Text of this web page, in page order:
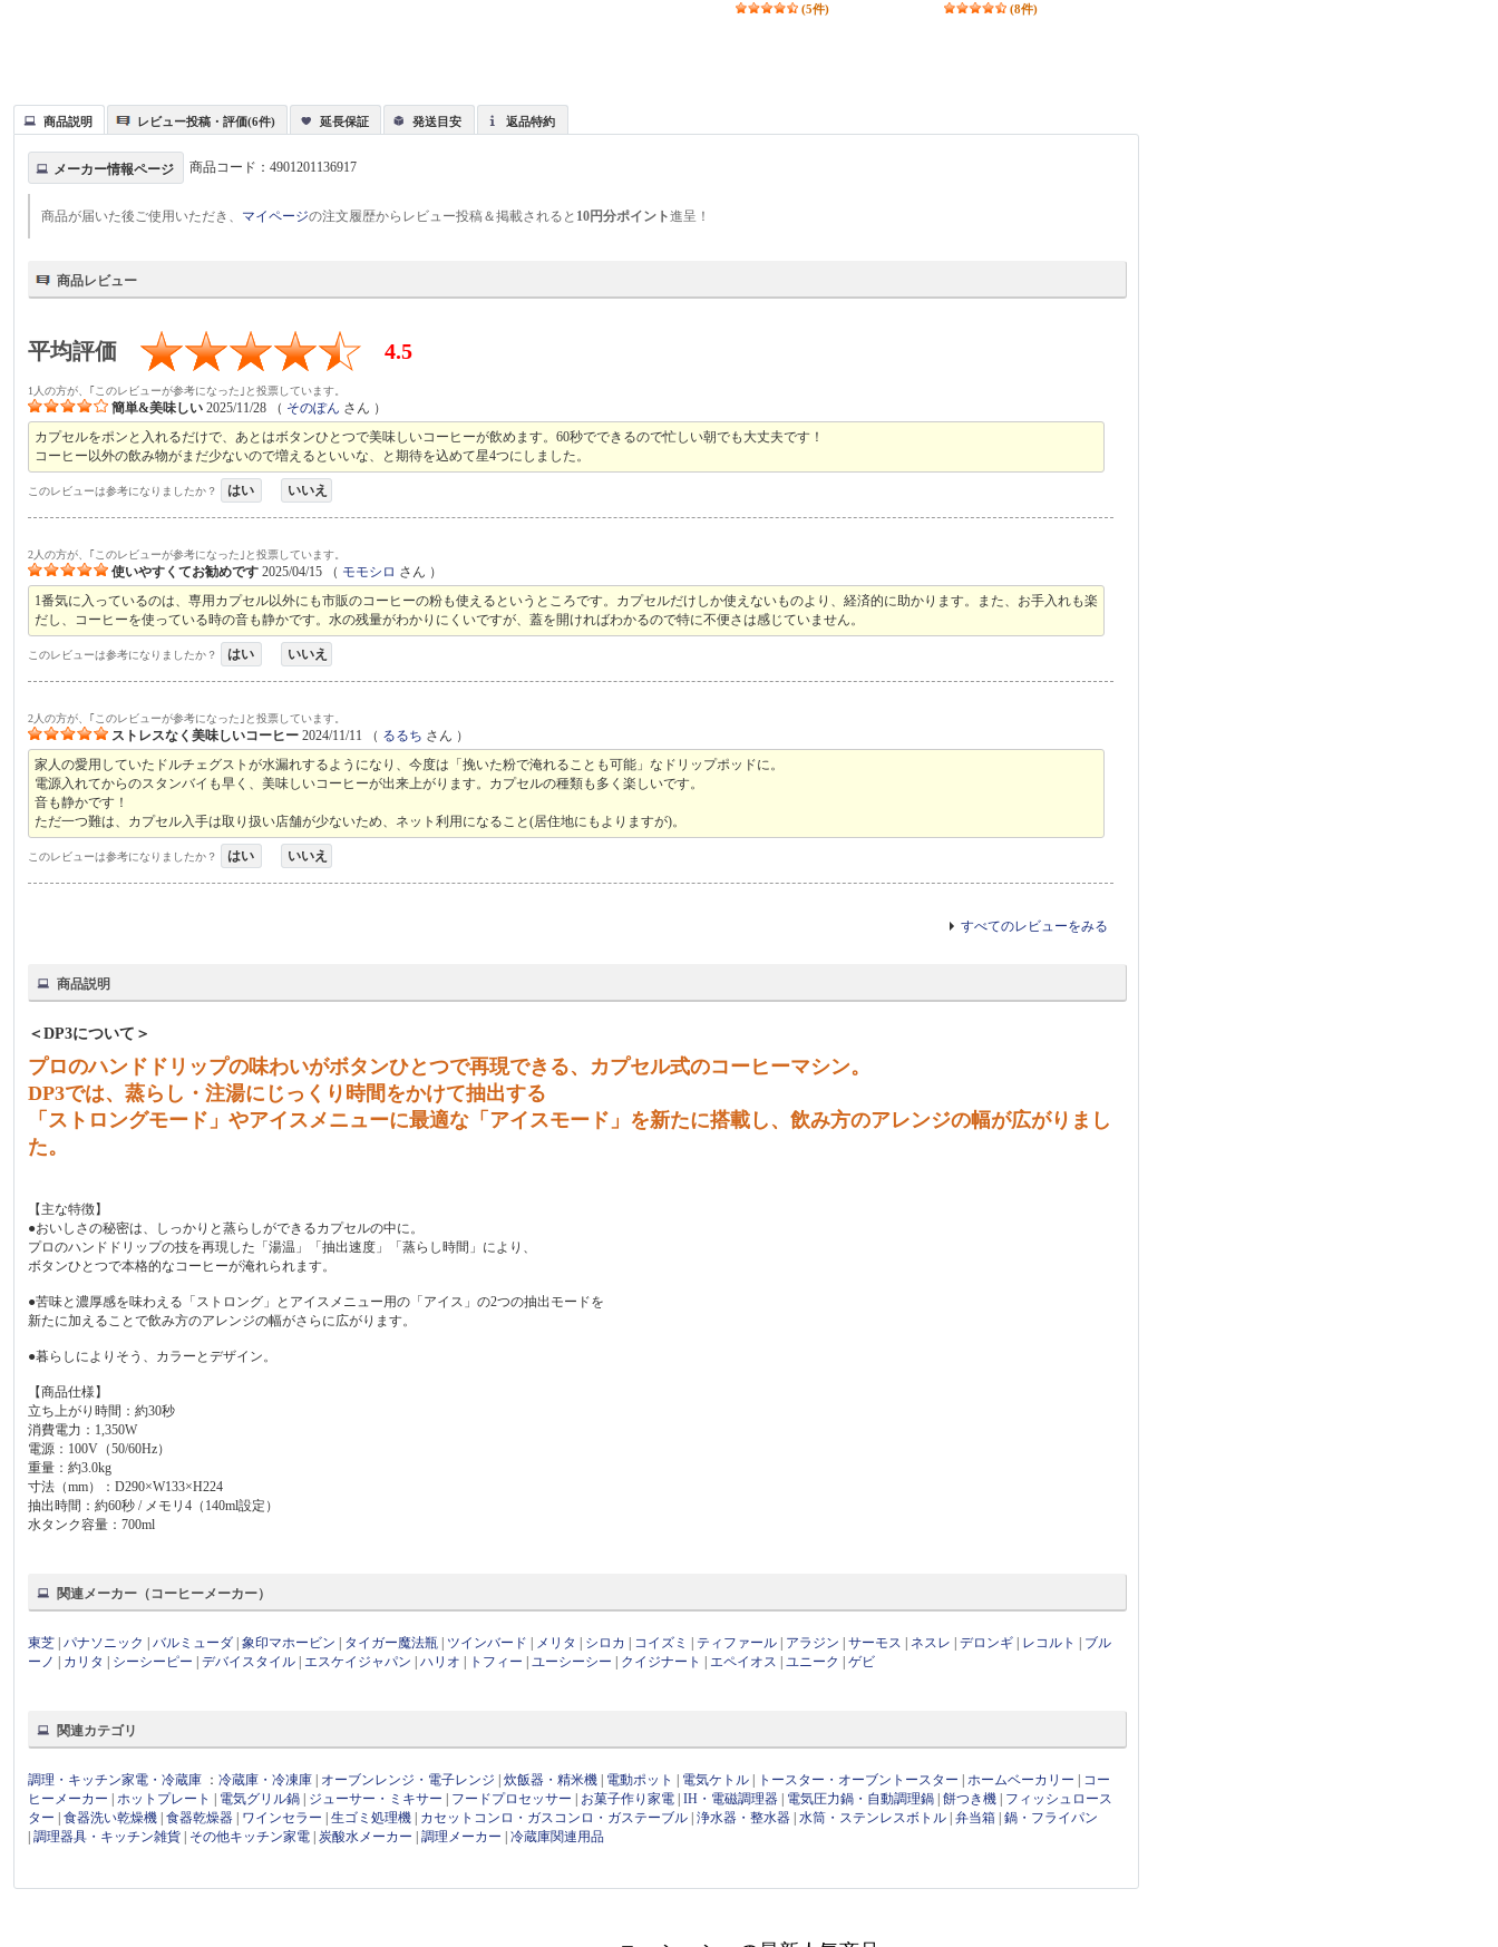
(5件) (8件)
商品説明 レビュー投稿・評価(6件) 延長保証 発送目安 返品特約
メーカー情報ページ 商品コード：4901201136917
商品が届いた後ご使用いただき、 マイページの注文履歴からレビュー投稿＆掲載されると 10円分ポイント進呈！
商品レビュー
平均評価 4.5
1人の方が、｢このレビューが参考になった｣と投票しています。
簡単&美味しい 2025/11/28 （ そのぽん さん ）
カプセルをポンと入れるだけで、あとはボタンひとつで美味しいコーヒーが飲めます。60秒でできるので忙しい朝でも大丈夫です！
コーヒー以外の飲み物がまだ少ないので増えるといいな、と期待を込めて星4つにしました。
このレビューは参考になりましたか？ はい いいえ
2人の方が、｢このレビューが参考になった｣と投票しています。
使いやすくてお勧めです 2025/04/15 （ モモシロ さん ）
1番気に入っているのは、専用カプセル以外にも市販のコーヒーの粉も使えるというところです。カプセルだけしか使えないものより、経済的に助かります。また、お手入れも楽
だし、コーヒーを使っている時の音も静かです。水の残量がわかりにくいですが、蓋を開ければわかるので特に不便さは感じていません。
このレビューは参考になりましたか？ はい いいえ
2人の方が、｢このレビューが参考になった｣と投票しています。
ストレスなく美味しいコーヒー 2024/11/11 （ るるち さん ）
家人の愛用していたドルチェグストが水漏れするようになり、今度は「挽いた粉で淹れることも可能」なドリップポッドに。
電源入れてからのスタンバイも早く、美味しいコーヒーが出来上がります。カプセルの種類も多く楽しいです。
音も静かです！
ただ一つ難は、カプセル入手は取り扱い店舗が少ないため、ネット利用になること(居住地にもよりますが)。
このレビューは参考になりましたか？ はい いいえ
すべてのレビューをみる
商品説明
＜DP3について＞
プロのハンドドリップの味わいがボタンひとつで再現できる、カプセル式のコーヒーマシン。
DP3では、蒸らし・注湯にじっくり時間をかけて抽出する
「ストロングモード」やアイスメニューに最適な「アイスモード」を新たに搭載し、飲み方のアレンジの幅が広がりまし
た。
【主な特徴】
●おいしさの秘密は、しっかりと蒸らしができるカプセルの中に。
プロのハンドドリップの技を再現した「湯温」「抽出速度」「蒸らし時間」により、
ボタンひとつで本格的なコーヒーが淹れられます。
●苦味と濃厚感を味わえる「ストロング」とアイスメニュー用の「アイス」の2つの抽出モードを
新たに加えることで飲み方のアレンジの幅がさらに広がります。
●暮らしによりそう、カラーとデザイン。
【商品仕様】
立ち上がり時間：約30秒
消費電力：1,350W
電源：100V（50/60Hz）
重量：約3.0kg
寸法（mm）：D290×W133×H224
抽出時間：約60秒 / メモリ4（140ml設定）
水タンク容量：700ml
関連メーカー（コーヒーメーカー）
東芝 |パナソニック |バルミューダ |象印マホービン タイガー魔法瓶 ツインバード メリタ シロカ コイズミ ティファール アラジン |サーモス ネスレ |デロンギ レコルト
ブル
ーノ
カリタ シーシーピー |デバイスタイル エスケイジャパン |ハリオ トフィー |ユーシーシー クイジナート エペイオス |ユニーク |ゲビ
関連カテゴリ
調理・キッチン家電・冷蔵庫 ：冷蔵庫・冷凍庫 オーブンレンジ・電子レンジ |炊飯器・精米機 電動ポット 電気ケトル トースター・オーブントースター |ホームベーカリー
コー
ヒーメーカー |ホットプレート 電気グリル鍋 ジューサー・ミキサー フードプロセッサー お菓子作り家電 |IH・電磁調理器 電気圧力鍋・自動調理鍋 |餅つき機
フィッシュロース
ター |食器洗い乾燥機 |食器乾燥器 ワインセラー |生ゴミ処理機 カセットコンロ・ガスコンロ・ガステーブル |浄水器・整水器 |水筒・ステンレスボトル |弁当箱 |鍋・フライパン
|調理器具・キッチン雑貨 その他キッチン家電 |炭酸水メーカー |調理メーカー |冷蔵庫関連用品